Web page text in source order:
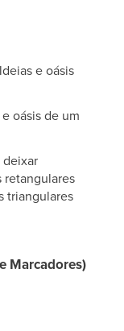
e oásis
oásis de um
deixar
retangulares
triangulares
Marcadores)